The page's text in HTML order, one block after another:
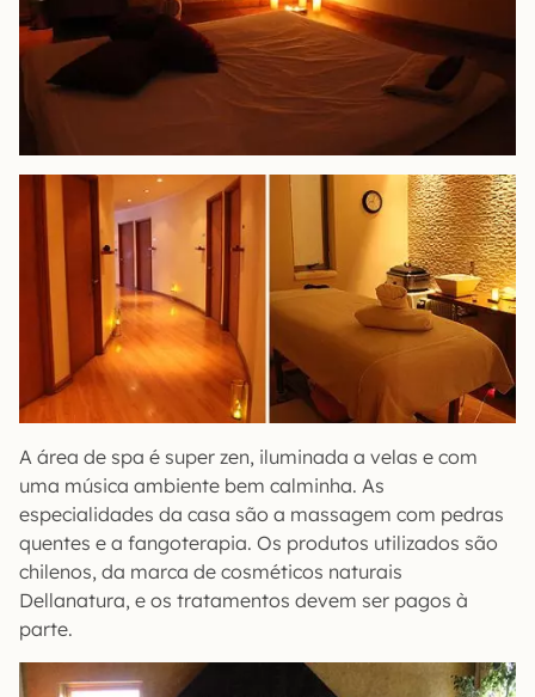
A área de spa é super zen, iluminada a velas e com
uma música ambiente bem calminha. As
especialidades da casa são a massagem com pedras
quentes e a fangoterapia. Os produtos utilizados são
chilenos, da marca de cosméticos naturais
Dellanatura, e os tratamentos devem ser pagos à
parte.